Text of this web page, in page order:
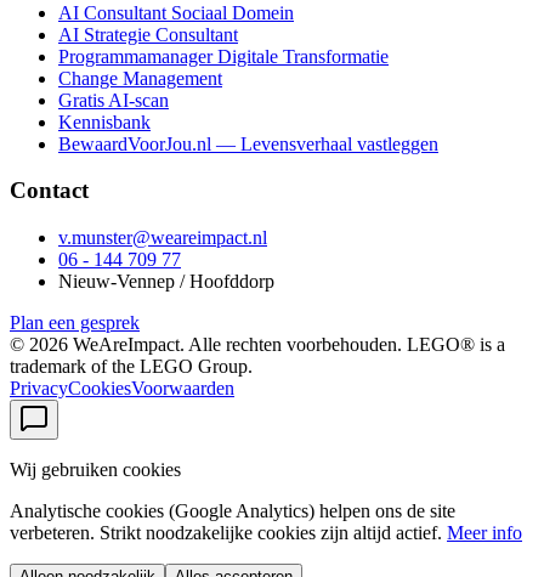
AI Consultant Sociaal Domein
AI Strategie Consultant
Programmamanager Digitale Transformatie
Change Management
Gratis AI-scan
Kennisbank
BewaardVoorJou.nl — Levensverhaal vastleggen
Contact
v.munster@weareimpact.nl
06 - 144 709 77
Nieuw-Vennep / Hoofddorp
Plan een gesprek
© 2026 WeAreImpact. Alle rechten voorbehouden. LEGO® is a
trademark of the LEGO Group.
PrivacyCookiesVoorwaarden
Wij gebruiken cookies
Analytische cookies (Google Analytics) helpen ons de site
verbeteren. Strikt noodzakelijke cookies zijn altijd actief. Meer info